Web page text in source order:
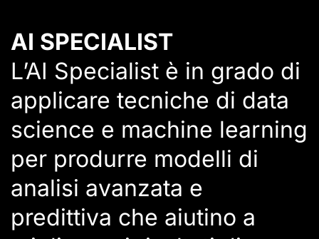
AI SPECIALIST
L’AI Specialist è in grado di
applicare tecniche di data
science e machine learning
per produrre modelli di
analisi avanzata e
predittiva che aiutino a